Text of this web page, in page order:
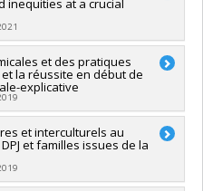
Programme Soutien aux
développement :
,Katherine Frohlich
de valorisation
inequities at a crucial
Isabelle Archambault,
,Éric Dion
recherche en santé du
pour réunion,
et des pratiques
la réussite en début de
explicative
Salvas
Cantin,Isabelle
de recherches en sciences
et interculturels au
et familles issues de la